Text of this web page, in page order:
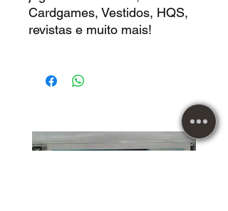
Cardgames, Vestidos, HQS,
revistas e muito mais!